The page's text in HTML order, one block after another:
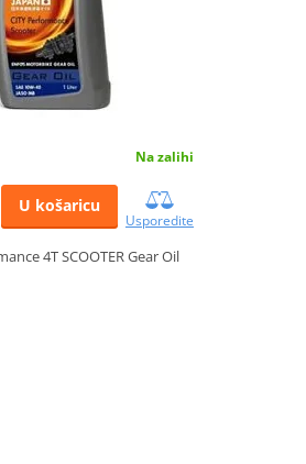
Na zalihi
U košaricu
Usporedite
4T SCOOTER Gear Oil